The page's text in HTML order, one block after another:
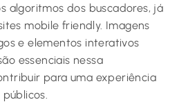
algoritmos dos buscadores, já
mobile friendly. Imagens
e elementos interativos
essenciais nessa
para uma experiência